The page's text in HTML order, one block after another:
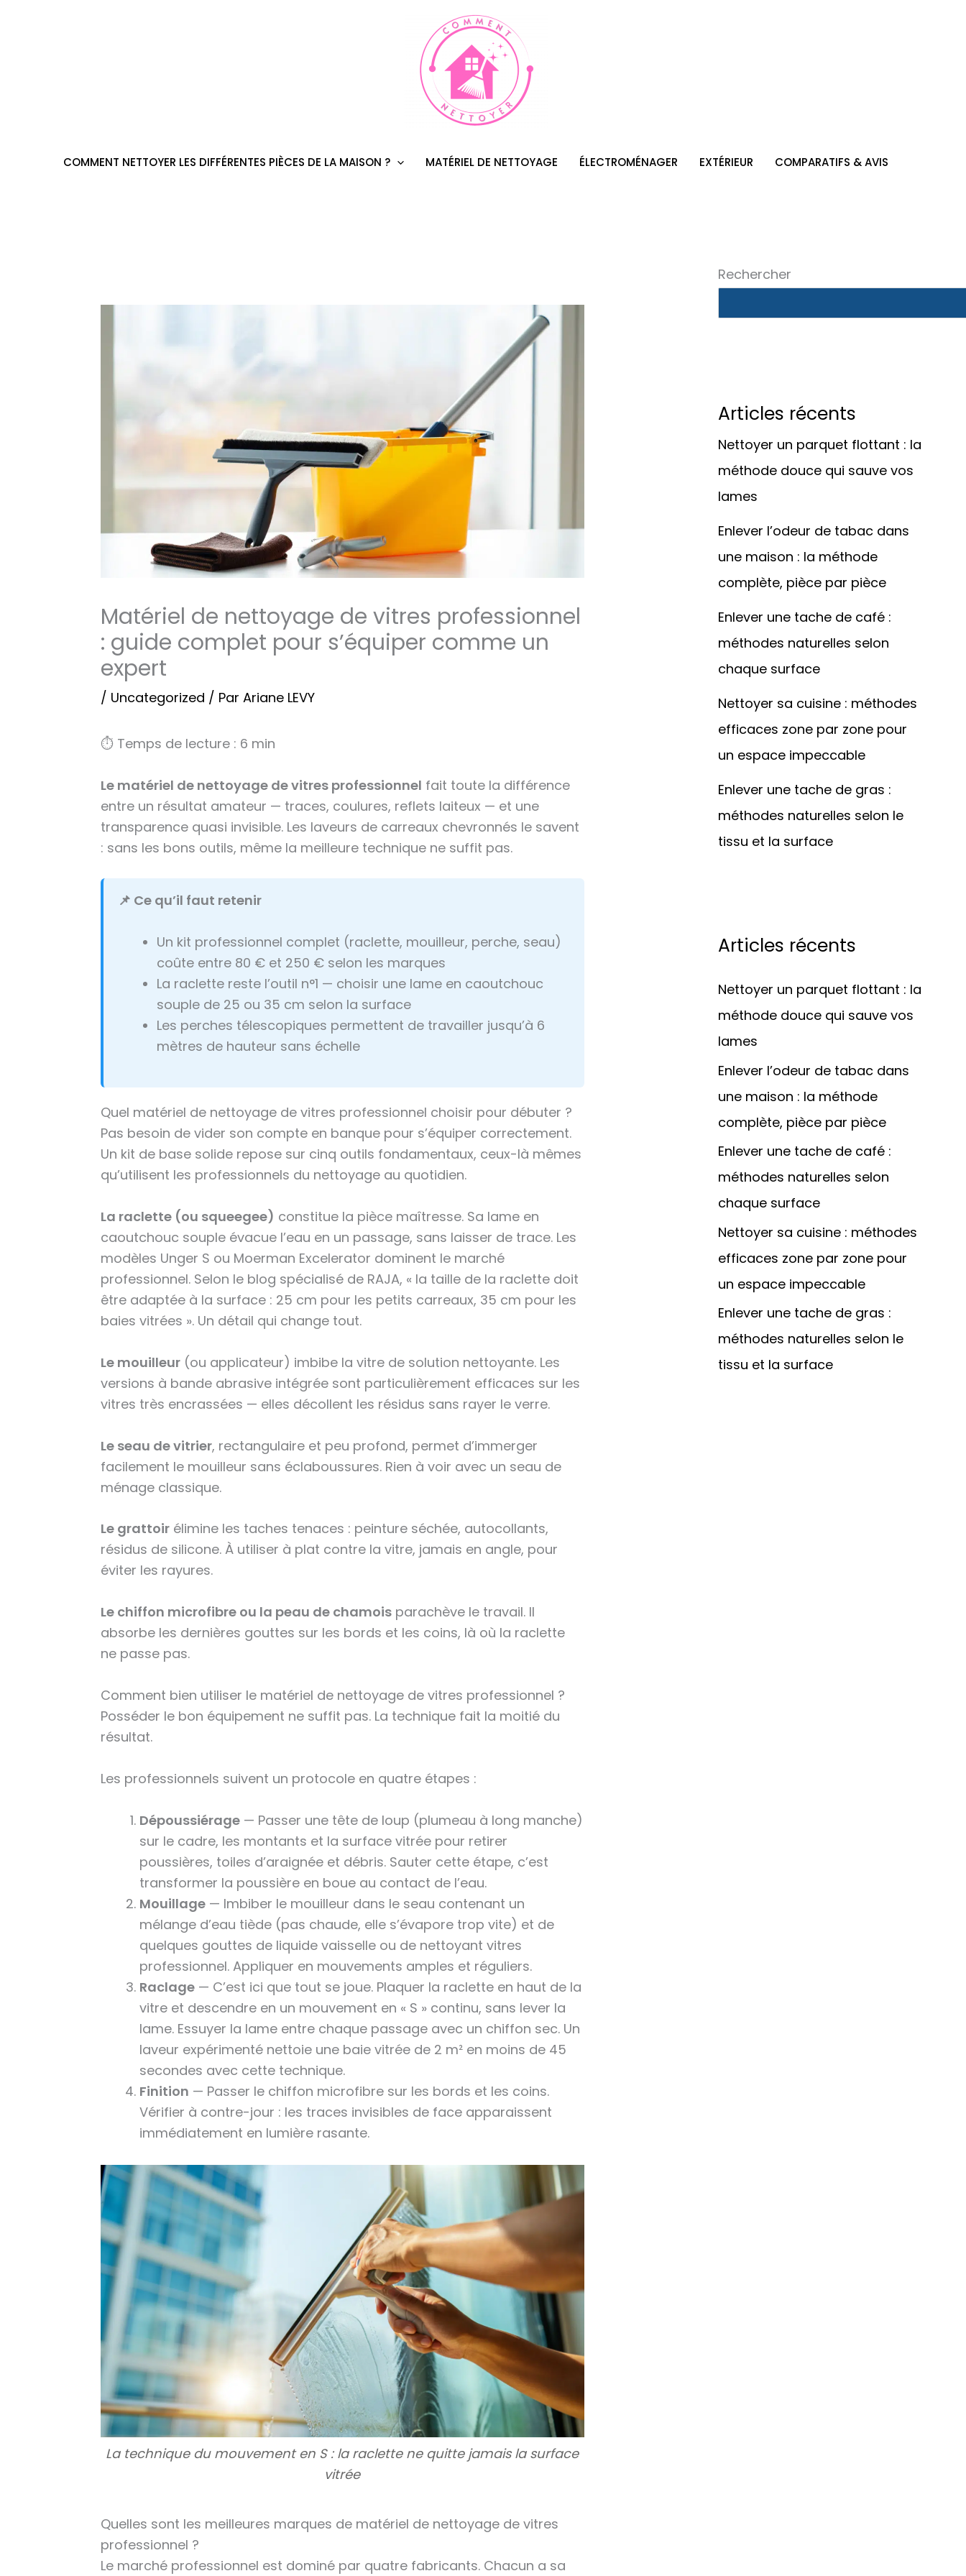
COMMENT NETTOYER LES DIFFÉRENTES PIÈCES DE LA MAISON ? MATÉRIEL DE NETTOYAGE ÉLECTROMÉNAGER EXTÉRIEUR COMPARATIFS & AVIS
Matériel de nettoyage de vitres professionnel
: guide complet pour s’équiper comme un
expert
/ Uncategorized / ParAriane LEVY
⏱ Temps de lecture : 6 min
Le matériel de nettoyage de vitres professionnel fait toute la différence
entre un résultat amateur — traces, coulures, reflets laiteux — et une
transparence quasi invisible. Les laveurs de carreaux chevronnés le savent
: sans les bons outils, même la meilleure technique ne suffit pas.
📌 Ce qu’il faut retenir
Un kit professionnel complet (raclette, mouilleur, perche, seau)
coûte entre 80 € et 250 € selon les marques
La raclette reste l’outil n°1 — choisir une lame en caoutchouc
souple de 25 ou 35 cm selon la surface
Les perches télescopiques permettent de travailler jusqu’à 6
mètres de hauteur sans échelle
Quel matériel de nettoyage de vitres professionnel choisir pour débuter ?
Pas besoin de vider son compte en banque pour s’équiper correctement.
Un kit de base solide repose sur cinq outils fondamentaux, ceux-là mêmes
qu’utilisent les professionnels du nettoyage au quotidien.
La raclette (ou squeegee) constitue la pièce maîtresse. Sa lame en
caoutchouc souple évacue l’eau en un passage, sans laisser de trace. Les
modèles Unger S ou Moerman Excelerator dominent le marché
professionnel. Selon le blog spécialisé de RAJA, « la taille de la raclette doit
être adaptée à la surface : 25 cm pour les petits carreaux, 35 cm pour les
baies vitrées ». Un détail qui change tout.
Le mouilleur (ou applicateur) imbibe la vitre de solution nettoyante. Les
versions à bande abrasive intégrée sont particulièrement efficaces sur les
vitres très encrassées — elles décollent les résidus sans rayer le verre.
Le seau de vitrier, rectangulaire et peu profond, permet d’immerger
facilement le mouilleur sans éclaboussures. Rien à voir avec un seau de
ménage classique.
Le grattoir élimine les taches tenaces : peinture séchée, autocollants,
résidus de silicone. À utiliser à plat contre la vitre, jamais en angle, pour
éviter les rayures.
Le chiffon microfibre ou la peau de chamois parachève le travail. Il
absorbe les dernières gouttes sur les bords et les coins, là où la raclette
ne passe pas.
Comment bien utiliser le matériel de nettoyage de vitres professionnel ?
Posséder le bon équipement ne suffit pas. La technique fait la moitié du
résultat.
Les professionnels suivent un protocole en quatre étapes :
Dépoussiérage — Passer une tête de loup (plumeau à long manche)
sur le cadre, les montants et la surface vitrée pour retirer
poussières, toiles d’araignée et débris. Sauter cette étape, c’est
transformer la poussière en boue au contact de l’eau.
Mouillage — Imbiber le mouilleur dans le seau contenant un
mélange d’eau tiède (pas chaude, elle s’évapore trop vite) et de
quelques gouttes de liquide vaisselle ou de nettoyant vitres
professionnel. Appliquer en mouvements amples et réguliers.
Raclage — C’est ici que tout se joue. Plaquer la raclette en haut de la
vitre et descendre en un mouvement en « S » continu, sans lever la
lame. Essuyer la lame entre chaque passage avec un chiffon sec. Un
laveur expérimenté nettoie une baie vitrée de 2 m² en moins de 45
secondes avec cette technique.
Finition — Passer le chiffon microfibre sur les bords et les coins.
Vérifier à contre-jour : les traces invisibles de face apparaissent
immédiatement en lumière rasante.
La technique du mouvement en S : la raclette ne quitte jamais la surface
vitrée
Quelles sont les meilleures marques de matériel de nettoyage de vitres
professionnel ?
Le marché professionnel est dominé par quatre fabricants. Chacun a sa
Rechercher
Articles récents
Nettoyer un parquet flottant : la
méthode douce qui sauve vos
lames
Enlever l’odeur de tabac dans
une maison : la méthode
complète, pièce par pièce
Enlever une tache de café :
méthodes naturelles selon
chaque surface
Nettoyer sa cuisine : méthodes
efficaces zone par zone pour
un espace impeccable
Enlever une tache de gras :
méthodes naturelles selon le
tissu et la surface
Articles récents
Nettoyer un parquet flottant : la
méthode douce qui sauve vos
lames
Enlever l’odeur de tabac dans
une maison : la méthode
complète, pièce par pièce
Enlever une tache de café :
méthodes naturelles selon
chaque surface
Nettoyer sa cuisine : méthodes
efficaces zone par zone pour
un espace impeccable
Enlever une tache de gras :
méthodes naturelles selon le
tissu et la surface